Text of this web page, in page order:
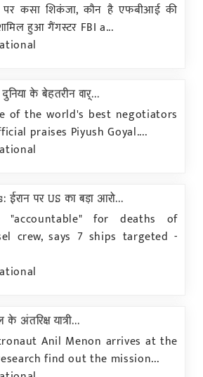
पर कसा शिकंजा, कौन है एफबीआई की
हुआ गैंगस्टर FBI a...
के बेहतरीन वार्...
of the world's best negotiators
praises Piyush Goyal....
पर US का बड़ा आरो...
"accountable" for deaths of
crew, says 7 ships targeted -
अंतरिक्ष यात्री...
Anil Menon arrives at the
find out the mission...